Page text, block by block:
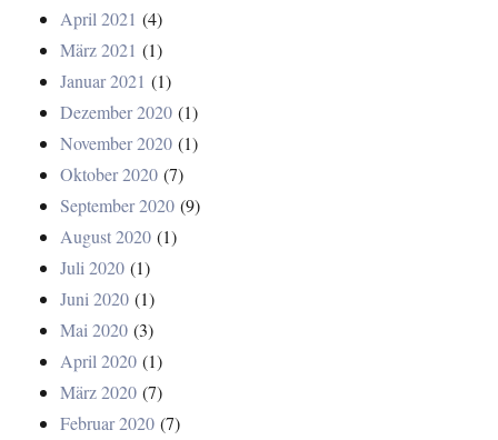
April 2021 (4)
März 2021 (1)
Januar 2021 (1)
Dezember 2020 (1)
November 2020 (1)
Oktober 2020 (7)
September 2020 (9)
August 2020 (1)
Juli 2020 (1)
Juni 2020 (1)
Mai 2020 (3)
April 2020 (1)
März 2020 (7)
Februar 2020 (7)